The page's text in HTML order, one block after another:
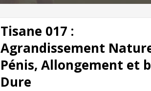
Tisane 017 :
Agrandissement
Pénis, Allongement et
Dure